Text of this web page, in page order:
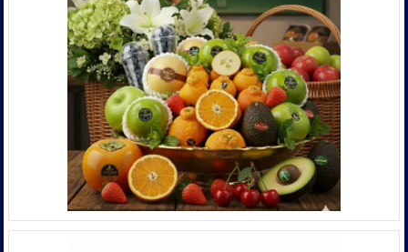
ใช้
กฎหมาย
อย่าง
จริงจัง
มี
ประสิทธิภาพ
ใน
การ
ป้องกัน
และ
ปราบ
ปราม
ผู้
กระท